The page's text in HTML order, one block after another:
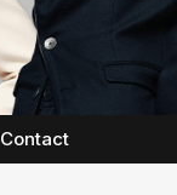
Contact